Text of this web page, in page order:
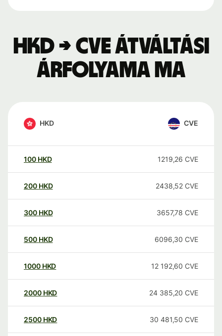
HKD → CVE átváltási
árfolyama ma
HKD CVE
100 HKD 1219,26 CVE
200 HKD 2438,52 CVE
300 HKD 3657,78 CVE
500 HKD 6096,30 CVE
1000 HKD 12 192,60 CVE
2000 HKD 24 385,20 CVE
2500 HKD 30 481,50 CVE